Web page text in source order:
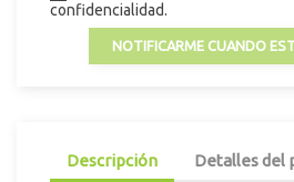
confidencialidad.
NOTIFICARME CUANDO
Descripción Detalles del